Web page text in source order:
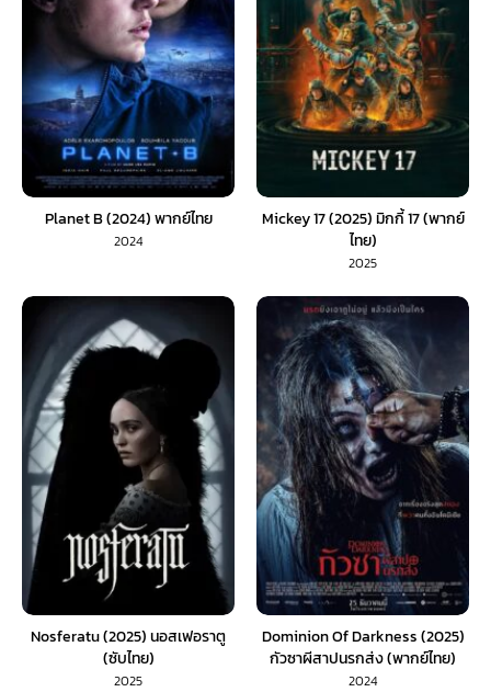
Planet B (2024) พากย์ไทย
2024
Mickey 17 (2025) มิกกี้ 17 (พากย์
ไทย)
2025
Nosferatu (2025) นอสเฟอราตู
(ซับไทย)
2025
Dominion Of Darkness (2025)
กัวซาผีสาปนรกส่ง (พากย์ไทย)
2024